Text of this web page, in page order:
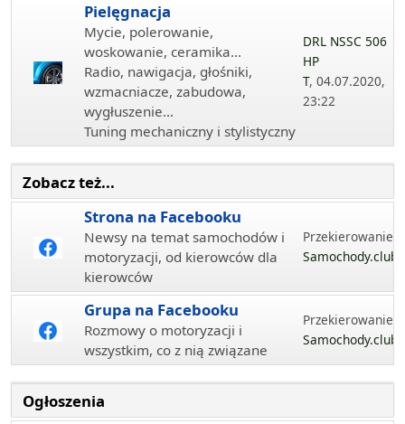
Pielęgnacja
Mycie, polerowanie,
woskowanie, ceramika...
Radio, nawigacja, głośniki,
wzmacniacze, zabudowa,
wygłuszenie...
Tuning mechaniczny i stylistyczny
DRL NSSC 506
HP
T, 04.07.2020,
23:22
Zobacz też...
Strona na Facebooku
Newsy na temat samochodów i
motoryzacji, od kierowców dla
kierowców
Przekierowanie...
Samochody.club
Grupa na Facebooku
Rozmowy o motoryzacji i
wszystkim, co z nią związane
Przekierowanie...
Samochody.club
Ogłoszenia